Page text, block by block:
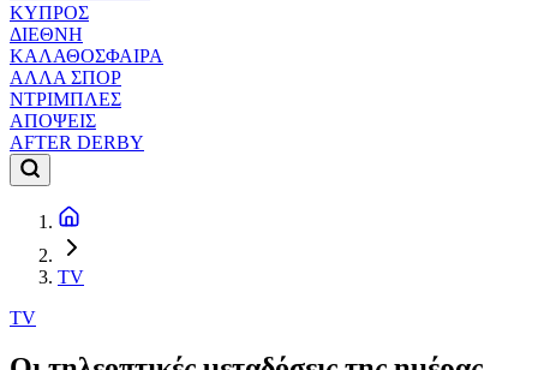
ΚΥΠΡΟΣ
ΔΙΕΘΝΗ
ΚΑΛΑΘΟΣΦΑΙΡΑ
ΑΛΛΑ ΣΠΟΡ
ΝΤΡΙΜΠΛΕΣ
ΑΠΟΨΕΙΣ
AFTER DERBY
TV
TV